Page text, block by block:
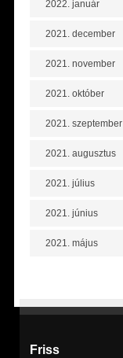
2022. január
2021. december
2021. november
2021. október
2021. szeptember
2021. augusztus
2021. július
2021. június
2021. május
Friss